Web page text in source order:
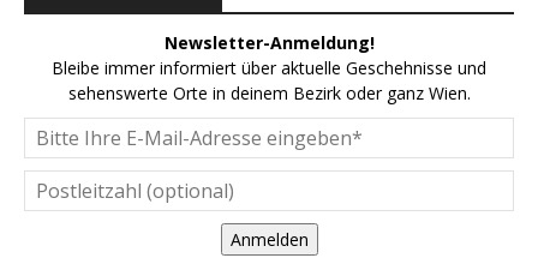
Newsletter-Anmeldung!
Bleibe immer informiert über aktuelle Geschehnisse und
sehenswerte Orte in deinem Bezirk oder ganz Wien.
Anmelden